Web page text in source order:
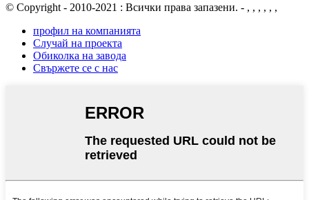
© Copyright - 2010-2021 : Всички права запазени. - , , , , , ,
профил на компанията
Случай на проекта
Обиколка на завода
Свържете се с нас